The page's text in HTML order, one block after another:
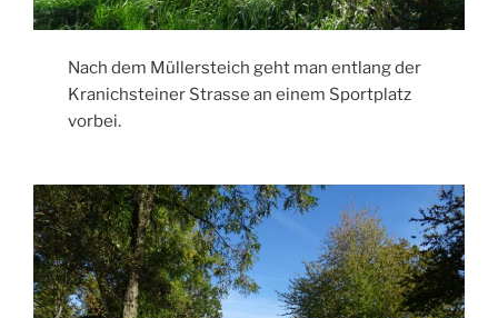
Nach dem Müllersteich geht man entlang der
Kranichsteiner Strasse an einem Sportplatz
vorbei.